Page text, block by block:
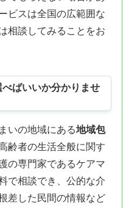
ビスは全国の広範囲な
相談してみることをお
ばいいか分かりませ
いの地域にある地域包
齢者の生活全般に関す
の専門家であるケアマ
で相談でき、公的な介
差した民間の情報など